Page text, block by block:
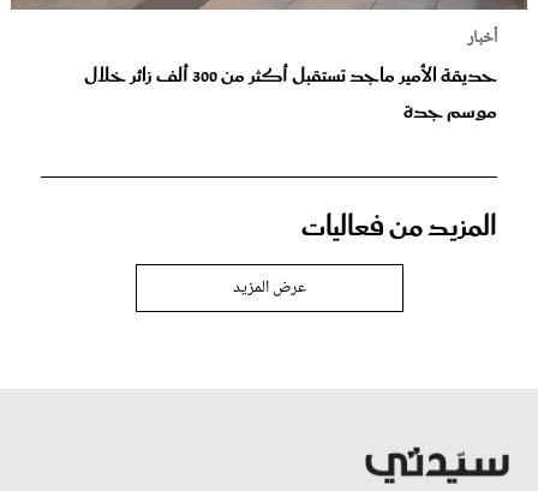
أخبار
حديقة الأمير ماجد تستقبل أكثر من 300 ألف زائر خلال
موسم جدة
المزيد من فعاليات
عرض المزيد